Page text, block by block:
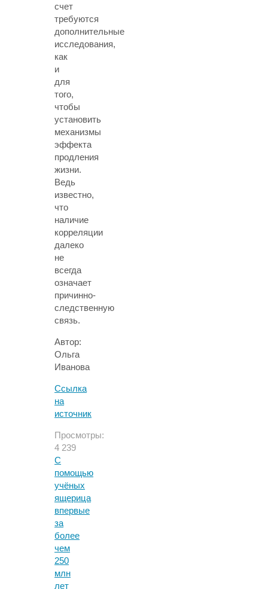
счет
требуются
дополнительные
исследования,
как
и
для
того,
чтобы
установить
механизмы
эффекта
продления
жизни.
Ведь
известно,
что
наличие
корреляции
далеко
не
всегда
означает
причинно-
следственную
связь.
Автор:
Ольга
Иванова
Ссылка
на
источник
Просмотры:
4 239
С
помощью
учёных
ящерица
впервые
за
более
чем
250
млн
лет